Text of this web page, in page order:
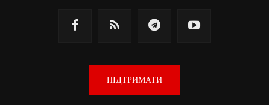
ПІДТРИМАТИ